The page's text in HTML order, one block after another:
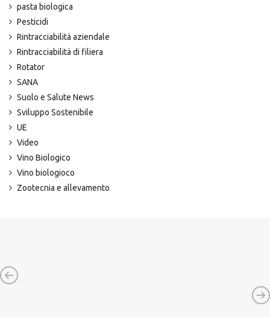
pasta biologica
Pesticidi
Rintracciabilità aziendale
Rintracciabilità di filiera
Rotator
SANA
Suolo e Salute News
Sviluppo Sostenibile
UE
Video
Vino Biologico
Vino biologioco
Zootecnia e allevamento